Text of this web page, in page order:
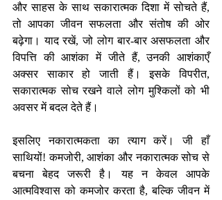
और साहस के साथ सकारात्मक दिशा में सोचते हैं,
तो आपका जीवन सफलता और संतोष की ओर
बढ़ेगा। याद रखें, जो लोग बार-बार असफलता और
विपत्ति की आशंका में जीते हैं, उनकी आशंकाएँ
अक्सर साकार हो जाती हैं। इसके विपरीत,
सकारात्मक सोच रखने वाले लोग मुश्किलों को भी
अवसर में बदल देते हैं।
इसलिए नकारात्मकता का त्याग करें। जी हाँ
साथियों! कमजोरी, आशंका और नकारात्मक सोच से
बचना बेहद जरूरी है। यह न केवल आपके
आत्मविश्वास को कमजोर करता है, बल्कि जीवन में